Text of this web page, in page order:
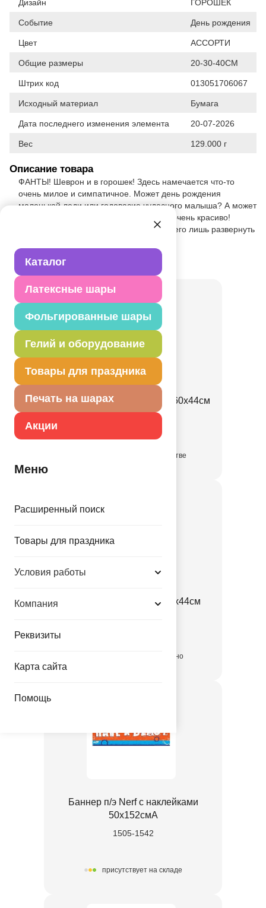
Каталог
Латексные шары
Фольгированные шары
Гелий и оборудование
Товары для праздника
Печать на шарах
Акции
Меню
Расширенный поиск
Товары для праздника
Условия работы
Компания
Реквизиты
Карта сайта
Помощь
Дизайн ГОРОШЕК
Событие День рождения
Цвет АССОРТИ
Общие размеры 20-30-40СМ
Штрих код 013051706067
Исходный материал Бумага
Дата последнего изменения элемента 20-07-2026
Вес 129.000 г
Описание товара
ФАНТЫ! Шеврон и в горошек! Здесь намечается что-то
очень милое и симпатичное. Может день рождения
маленькой леди или годовасие чудесного малыша? А может
девичник? Бумажный декор смотрится очень красиво!
Чтобы оформить комнату Вам нужно всего лишь развернуть
Товар из раздела
Плакат С ДНЕМ ЗНАНИЙ 60х44см
в достаточном количестве
Плакат 1 СЕНТЯБРЯ 60х44см
количество ограниченно
Баннер п/э Nerf с наклейками
50х152смA
1505-1542
присутствует на складе